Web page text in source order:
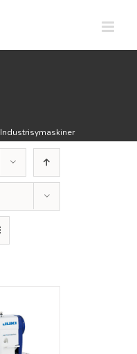
Industrisymaskiner